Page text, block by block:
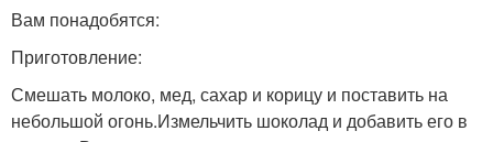
Вам понадобятся:
Приготовление:
Смешать молоко, мед, сахар и корицу и поставить на
небольшой огонь.Измельчить шоколад и добавить его в